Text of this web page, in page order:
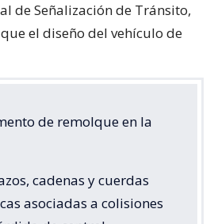
de Señalización de Tránsito,
el diseño del vehículo de
de remolque en la
cadenas y cuerdas
asociadas a colisiones